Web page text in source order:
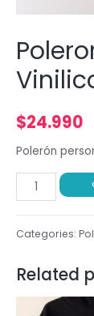
$24.990
Polerón
Categories:
Related